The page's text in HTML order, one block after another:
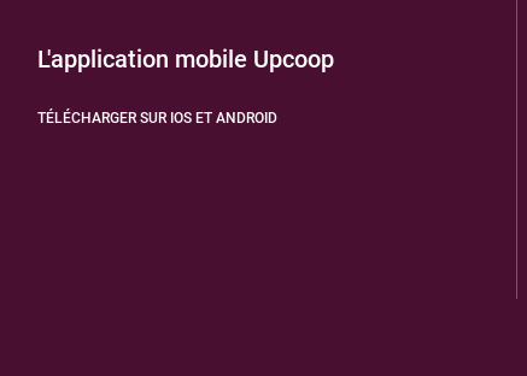
L'application mobile Upcoop
TÉLÉCHARGER SUR IOS ET ANDROID